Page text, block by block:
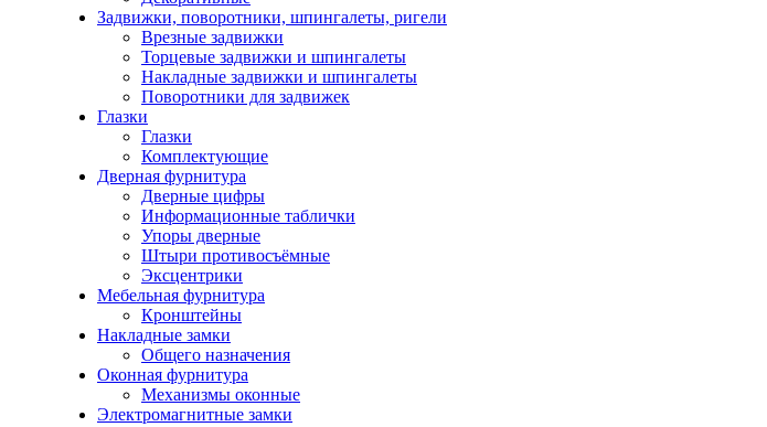
Задвижки, поворотники, шпингалеты, ригели
Врезные задвижки
Торцевые задвижки и шпингалеты
Накладные задвижки и шпингалеты
Поворотники для задвижек
Глазки
Глазки
Комплектующие
Дверная фурнитура
Дверные цифры
Информационные таблички
Упоры дверные
Штыри противосъёмные
Эксцентрики
Мебельная фурнитура
Кронштейны
Накладные замки
Общего назначения
Оконная фурнитура
Механизмы оконные
Электромагнитные замки